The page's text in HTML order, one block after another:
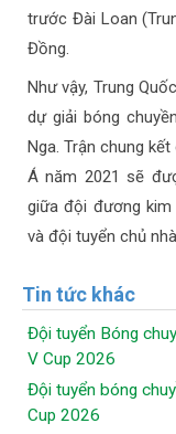
trước Đài Loan
Đồng.
Như vậy, Trung
dự giải bóng
Nga. Trận chung
Á năm 2021 sẽ
giữa đội đương
và đội tuyển chủ
Tin tức khác
Đội tuyển Bóng
V Cup 2026
Đội tuyển bóng
Cup 2026